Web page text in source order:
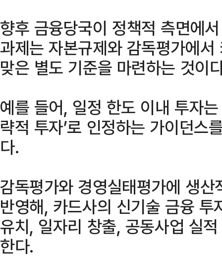
향후 금융당국이 정책적 측면에
과제는 자본규제와 감독평가에
맞은 별도 기준을 마련하는 것이
예를 들어, 일정 한도 이내 투자
략적 투자’로 인정하는 가이던스
다.
감독평가와 경영실태평가에 생
반영해, 카드사의 신기술 금융
유치, 일자리 창출, 공동사업 실
한다.